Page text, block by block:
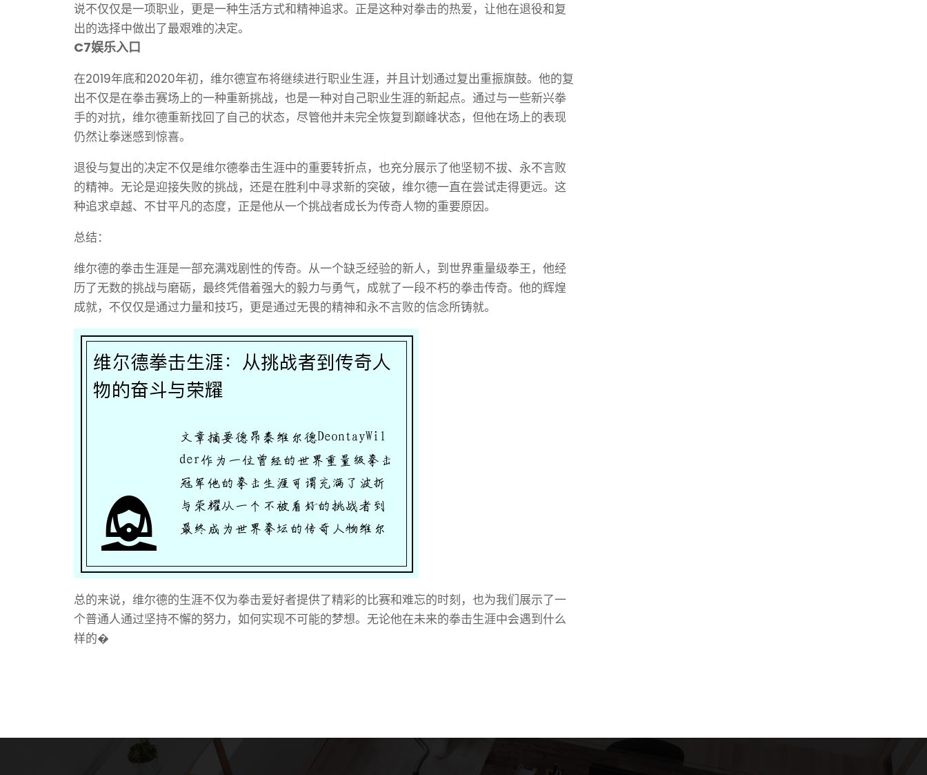
说不仅仅是一项职业，更是一种生活方式和精神追求。正是这种对拳击的热爱，让他在退役和复
出的选择中做出了最艰难的决定。
C7娱乐入口
在2019年底和2020年初，维尔德宣布将继续进行职业生涯，并且计划通过复出重振旗鼓。他的复
出不仅是在拳击赛场上的一种重新挑战，也是一种对自己职业生涯的新起点。通过与一些新兴拳
手的对抗，维尔德重新找回了自己的状态，尽管他并未完全恢复到巅峰状态，但他在场上的表现
仍然让拳迷感到惊喜。
退役与复出的决定不仅是维尔德拳击生涯中的重要转折点，也充分展示了他坚韧不拔、永不言败
的精神。无论是迎接失败的挑战，还是在胜利中寻求新的突破，维尔德一直在尝试走得更远。这
种追求卓越、不甘平凡的态度，正是他从一个挑战者成长为传奇人物的重要原因。
总结：
维尔德的拳击生涯是一部充满戏剧性的传奇。从一个缺乏经验的新人，到世界重量级拳王，他经
历了无数的挑战与磨砺，最终凭借着强大的毅力与勇气，成就了一段不朽的拳击传奇。他的辉煌
成就，不仅仅是通过力量和技巧，更是通过无畏的精神和永不言败的信念所铸就。
总的来说，维尔德的生涯不仅为拳击爱好者提供了精彩的比赛和难忘的时刻，也为我们展示了一
个普通人通过坚持不懈的努力，如何实现不可能的梦想。无论他在未来的拳击生涯中会遇到什么
样的�